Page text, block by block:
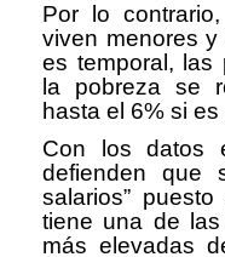
Por lo
viven menores
es temporal, las
la pobreza se
hasta el 6% si
Con los datos
defienden que
salarios”
tiene una de las
más elevadas